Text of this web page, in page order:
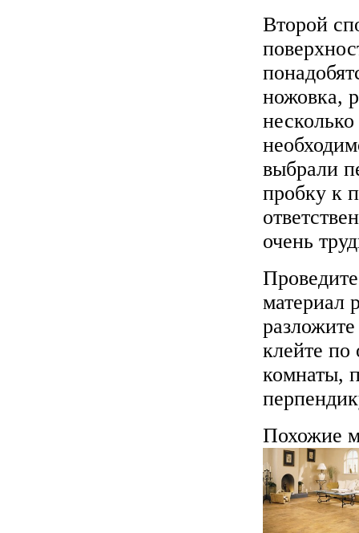
Второй
ножовка,
выбрали
пробку к
очень
материал
клейте по
комнаты,
Похожие